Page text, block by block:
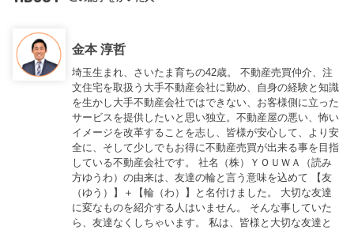
金本 淳哲
埼玉生まれ、さいたま育ちの42歳。 不動産売買仲介、注
文住宅を取扱う大手不動産会社に勤め、自身の経験と知識
を生かし大手不動産会社ではできない、お客様側に立った
サービスを提供したいと思い独立。不動産屋の悪い、怖い
イメージを改革することを志し、皆様が安心して、より安
全に、そして少しでもお得に不動産売買が出来る事を目指
している不動産会社です。 社名（株）ＹＯＵＷＡ（読み
方ゆうわ）の由来は、友達の輪と言う意味を込めて 【友
（ゆう）】＋【輪（わ）】と名付けました。 大切な友達
に変なものを紹介する人はいません。 そんな事していた
ら、友達なくしちゃいます。 私は、皆様と大切な友達と